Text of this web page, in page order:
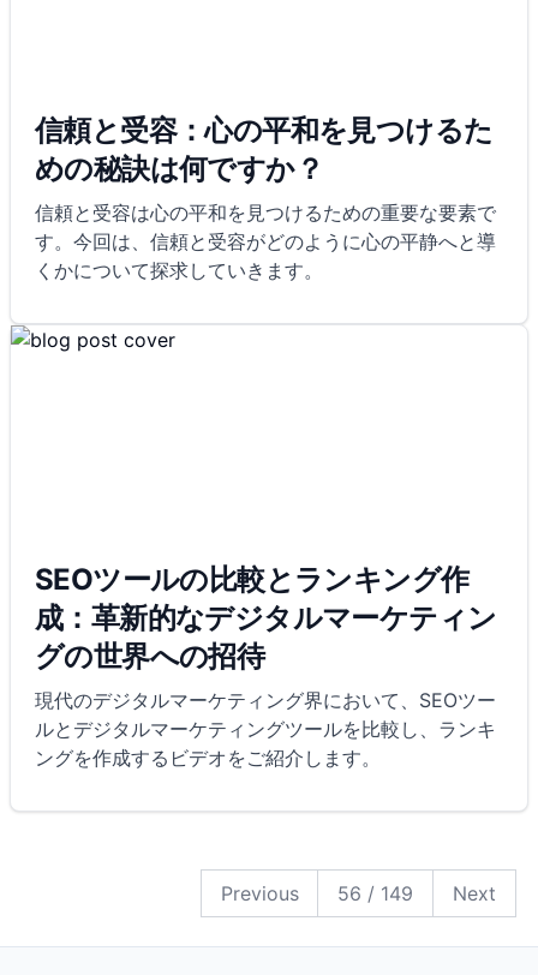
信頼と受容：心の平和を見つけるた
めの秘訣は何ですか？
信頼と受容は心の平和を見つけるための重要な要素で
す。今回は、信頼と受容がどのように心の平静へと導
くかについて探求していきます。
SEOツールの比較とランキング作
成：革新的なデジタルマーケティン
グの世界への招待
現代のデジタルマーケティング界において、SEOツー
ルとデジタルマーケティングツールを比較し、ランキ
ングを作成するビデオをご紹介します。
Previous 56 / 149 Next19
20
21
22
23
24
25
26
27
28
29
30
31
32
33
34
35
36
37
38
39
40
41
42
43
44
45
46
47
48
49
50
51
52
53
54
55
56
57
58
59
60
6162
63
64
65
66
67
68
69
70
88
89
90
91
92
93
94
95
96
97
98
99
100
101
102
103
104
105
106
107
108
109
110
111
112
113
114
115
116
117
118
119
120
121
122
123
124
125
126
127
128
129
130
131
132
133
134
135
136
137
138
139
140
141
142
143
144
145
146
147
148
149